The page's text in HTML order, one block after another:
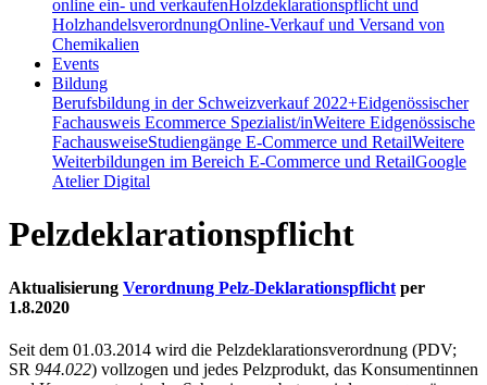
online ein- und verkaufenHolzdeklarationspflicht und
HolzhandelsverordnungOnline-Verkauf und Versand von
Chemikalien
Events
Bildung
Berufsbildung in der Schweizverkauf 2022+Eidgenössischer
Fachausweis Ecommerce Spezialist/inWeitere Eidgenössische
FachausweiseStudiengänge E-Commerce und RetailWeitere
Weiterbildungen im Bereich E-Commerce und RetailGoogle
Atelier Digital
Pelzdeklarationspflicht
Aktualisierung Verordnung Pelz-Deklarationspflicht per
1.8.2020
Seit dem 01.03.2014 wird die Pelzdeklarationsverordnung (PDV;
SR 944.022) vollzogen und jedes Pelzprodukt, das Konsumentinnen